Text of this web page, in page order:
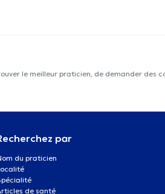
le meilleur praticien, de demander des
par
du praticien
de santé